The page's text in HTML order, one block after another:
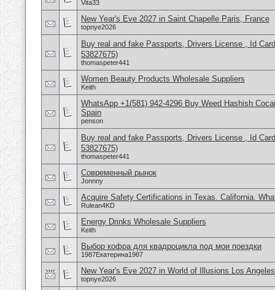
Vita33
New Year's Eve 2027 in Saint Chapelle Paris, France
topnye2026
Buy real and fake Passports, Drivers License , Id
53827675)
thomaspeter441
Women Beauty Products Wholesale Suppliers
Keith
WhatsApp +1(581) 942-4296 Buy Weed Hashish
Spain
penson
Buy real and fake Passports, Drivers License , Id
53827675)
thomaspeter441
Современный рынок
Jonnny
Acquire Safety Certifications in Texas. California.
Rulean4KD
Energy Drinks Wholesale Suppliers
Keith
Выбор кофра для квадроцикла под мои поездки
1987Екатерина1987
New Year's Eve 2027 in World of Illusions Los
topnye2026